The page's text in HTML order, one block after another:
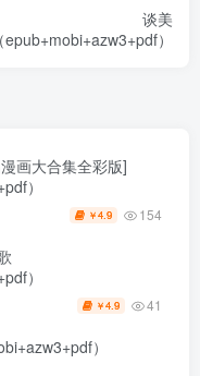
谈美
（epub+mobi+azw3+pdf）
画大合集全彩版]
）
￥4.9 154
）
￥4.9 41
）